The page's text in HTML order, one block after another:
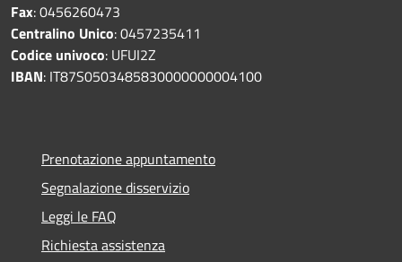
Fax: 0456260473
Centralino Unico: 0457235411
Codice univoco: UFUI2Z
IBAN: IT87S0503485830000000004100
Prenotazione appuntamento
Segnalazione disservizio
Leggi le FAQ
Richiesta assistenza